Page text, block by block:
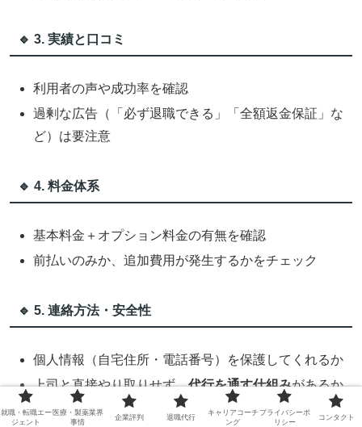
🔹 3. 実績と口コミ
利用者の声や成功率を確認
過剰な広告（「必ず退職できる」「全額返金保証」な
ど）は要注意
🔹 4. 料金体系
基本料金＋オプション料金の有無を確認
前払いのみか、追加費用が発生するかをチェック
🔹 5. 連絡方法・安全性
個人情報（自宅住所・電話番号）を保護してくれるか
上司と直接やり取りせず、代行を通す仕組みがあるか
就職・転職エー
ジェント
医療・製薬業界
事情
企業評判 退職代行
キャリアコーチ
ング
プライバシーポ
リシー
コンタクト